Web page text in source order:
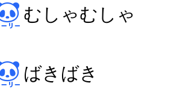
むしゃむしゃ
ばきばき